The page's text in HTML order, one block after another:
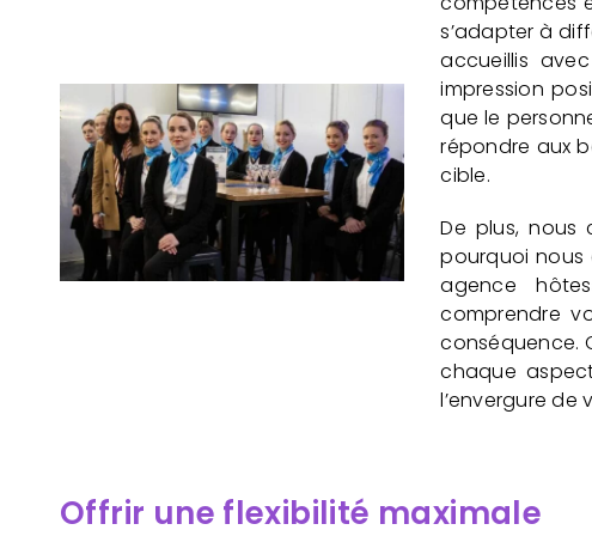
s’adapter à
accueillis
impression
que le
répondre aux
cible.
De plus, nous
pourquoi nous
agence
comprendre
conséquence.
chaque
l’envergure de
Offrir une flexibilité maximale